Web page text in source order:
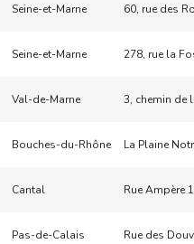
Seine-et-Marne 60, rue des
Seine-et-Marne 278, rue la
Val-de-Marne 3, chemin de
Bouches-du-Rhône La Plaine
Cantal Rue Ampère
Pas-de-Calais Rue des